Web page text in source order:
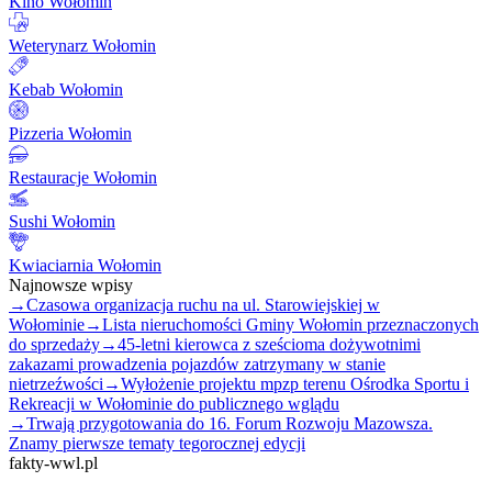
Weterynarz Wołomin
Kebab Wołomin
Pizzeria Wołomin
Restauracje Wołomin
Sushi Wołomin
Kwiaciarnia Wołomin
Najnowsze wpisy
→Czasowa organizacja ruchu na ul. Starowiejskiej w
Wołominie→Lista nieruchomości Gminy Wołomin przeznaczonych
do sprzedaży→45-letni kierowca z sześcioma dożywotnimi
zakazami prowadzenia pojazdów zatrzymany w stanie
nietrzeźwości →Wyłożenie projektu mpzp terenu Ośrodka Sportu i
Rekreacji w Wołominie do publicznego wglądu
→Trwają przygotowania do 16. Forum Rozwoju Mazowsza.
Znamy pierwsze tematy tegorocznej edycji
fakty-wwl.pl